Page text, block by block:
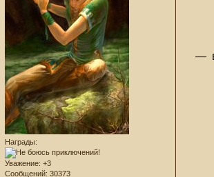
Награды:
Уважение: +3
Сообщений: 30373
—